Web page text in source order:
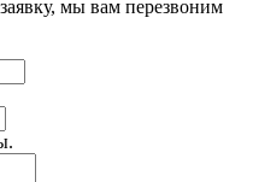
мы вам перезвоним